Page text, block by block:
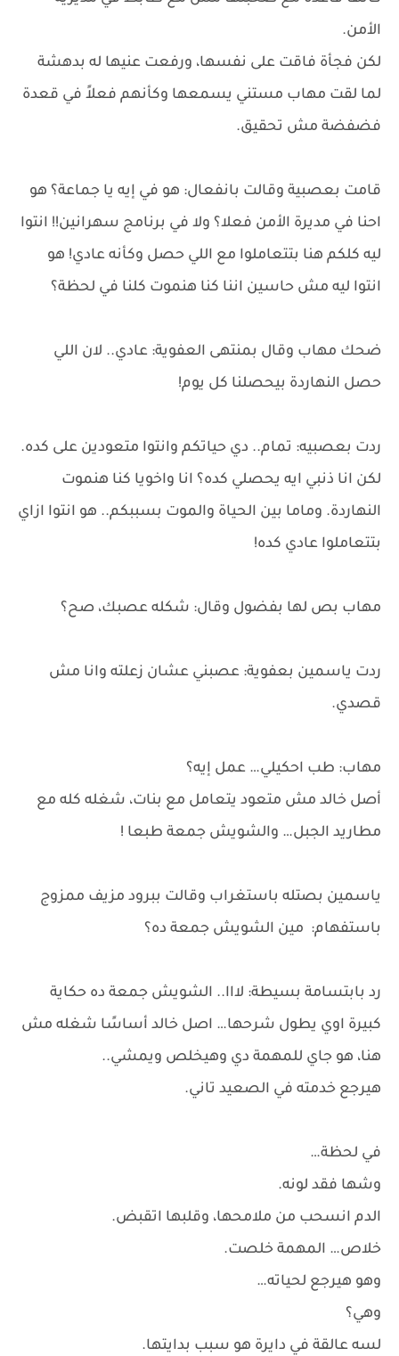
الأمن.
لكن فجأة فاقت على نفسها، ورفعت عنيها له بدهشة
لما لقت مهاب مستني يسمعها وكأنهم فعلاً في قعدة
فضفضة مش تحقيق.
قامت بعصبية وقالت بانفعال: هو في إيه يا جماعة؟ هو
احنا في مديرة الأمن فعلا؟ ولا في برنامج سهرانين!! انتوا
ليه كلكم هنا بتتعاملوا مع اللي حصل وكأنه عادي! هو
انتوا ليه مش حاسين اننا كنا هنموت كلنا في لحظة؟
ضحك مهاب وقال بمنتهى العفوية: عادي.. لان اللي
حصل النهاردة بيحصلنا كل يوم!
ردت بعصبيه: تمام.. دي حياتكم وانتوا متعودين على كده.
لكن انا ذنبي ايه يحصلي كده؟ انا واخويا كنا هنموت
النهاردة. وماما بين الحياة والموت بسببكم.. هو انتوا ازاي
بتتعاملوا عادي كده!
مهاب بص لها بفضول وقال: شكله عصبك، صح؟
ردت ياسمين بعفوية: عصبني عشان زعلته وانا مش
قصدي.
مهاب: طب احكيلي… عمل إيه؟
أصل خالد مش متعود يتعامل مع بنات، شغله كله مع
مطاريد الجبل… والشويش جمعة طبعا !
ياسمين بصتله باستغراب وقالت ببرود مزيف ممزوج
باستفهام: مين الشويش جمعة ده؟
رد بابتسامة بسيطة: لااا.. الشويش جمعة ده حكاية
كبيرة اوي يطول شرحها… اصل خالد أساسًا شغله مش
هنا، هو جاي للمهمة دي وهيخلص ويمشي..
هيرجع خدمته في الصعيد تاني.
في لحظة…
وشها فقد لونه.
الدم انسحب من ملامحها، وقلبها اتقبض.
خلاص… المهمة خلصت.
وهو هيرجع لحياته…
وهي؟
لسه عالقة في دايرة هو سبب بدايتها.